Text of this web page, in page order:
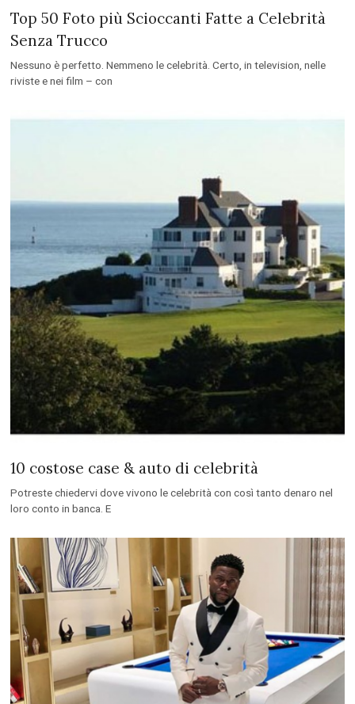
Top 50 Foto più Scioccanti Fatte a Celebrità
Senza Trucco
Nessuno è perfetto. Nemmeno le celebrità. Certo, in television, nelle
riviste e nei film – con
10 costose case & auto di celebrità
Potreste chiedervi dove vivono le celebrità con così tanto denaro nel
loro conto in banca. E